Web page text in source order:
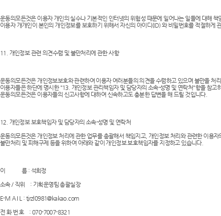
운동의모든것은 이용자 개인의 실수나 기본적인 인터넷의 위험성 때문에 일어나는 일들에 대해 책
이용자 개개인이 본인의 개인정보를 보호하기 위해서 자신의 아이디(ID) 와 비밀번호를 적절하게
11. 개인정보 관련 의견수렴 및 불만처리에 관한 사항
운동의모든것은 개인정보보호와 관련하여 이용자 여러분들의 의견을 수렴하고 있으며 불만을 처
이용자들은 하단에 명시한 "13. 개인정보 관리책임자 및 담당자의 소속-성명 및 연락처"항을 참고
운동의모든것은 이용자들의 신고사항에 대하여 신속하고도 충분한 답변을 해 드릴 것입니다.
12. 개인정보 보호책임자 및 담당자의 소속-성명 및 연락처
운동의모든것은 개인정보 처리에 관한 업무를 총괄해서 책임지고, 개인정보 처리와 관련한 이용자
불만처리 및 피해구제 등을 위하여 아래와 같이 개인정보 보호책임자를 지정하고 있습니다.
이 름 : 석희정
소속 / 직위 : 기획운영팀 총괄실장
E-M A I L : tjrzl0981@kakao.com
전 화 번 호 : 070-7007-8321